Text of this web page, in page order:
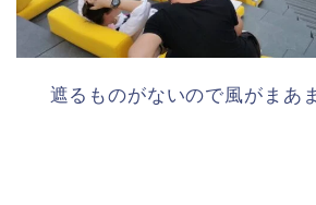
遮るものがないので風がまあ